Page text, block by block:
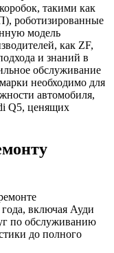
такими как
роботизированные
модель
как ZF,
и знаний в
обслуживание
необходимо для
автомобиля,
Q5, ценящих
года, включая Ауди
по обслуживанию
до полного